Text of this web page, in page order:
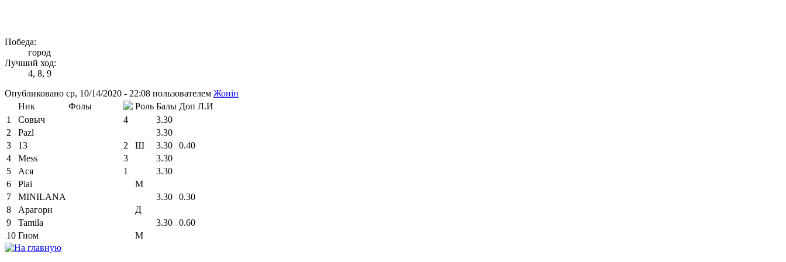
Победа:
город
Лучший ход:
4, 8, 9
Опубликовано ср, 10/14/2020 - 22:08 пользователем Жонін
Ник
Фолы Роль Балы Доп Л.И
1
Совыч 4
3.30
2
Pazl
3.30
3
13 2 Ш 3.30
0.40
4
Mess 3
3.30
5
Ася 1
3.30
6
Piai
М
7
MINILANA 3.30
0.30
8
Арагорн
Д
9
Tamila 3.30
0.60
10 Гном М